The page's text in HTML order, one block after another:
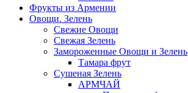
Фрукты из Армении
Овощи. Зелень
Свежие Овощи
Свежая Зелень
Замороженные Овощи и Зелень
Тамара фрут
Сушеная Зелень
АРМЧАЙ